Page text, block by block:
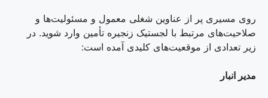
روی مسیری پر از عناوین شغلی معمول و مسئولیت‌ها و
صلاحیت‌های مرتبط با لجستیک زنجیره تأمین وارد شوید. در
زیر تعدادی از موقعیت‌های کلیدی آمده است:
مدیر انبار